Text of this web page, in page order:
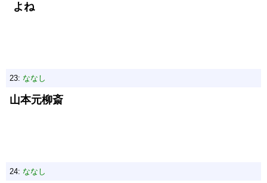
よね
23: ななし
山本元柳斎
24: ななし